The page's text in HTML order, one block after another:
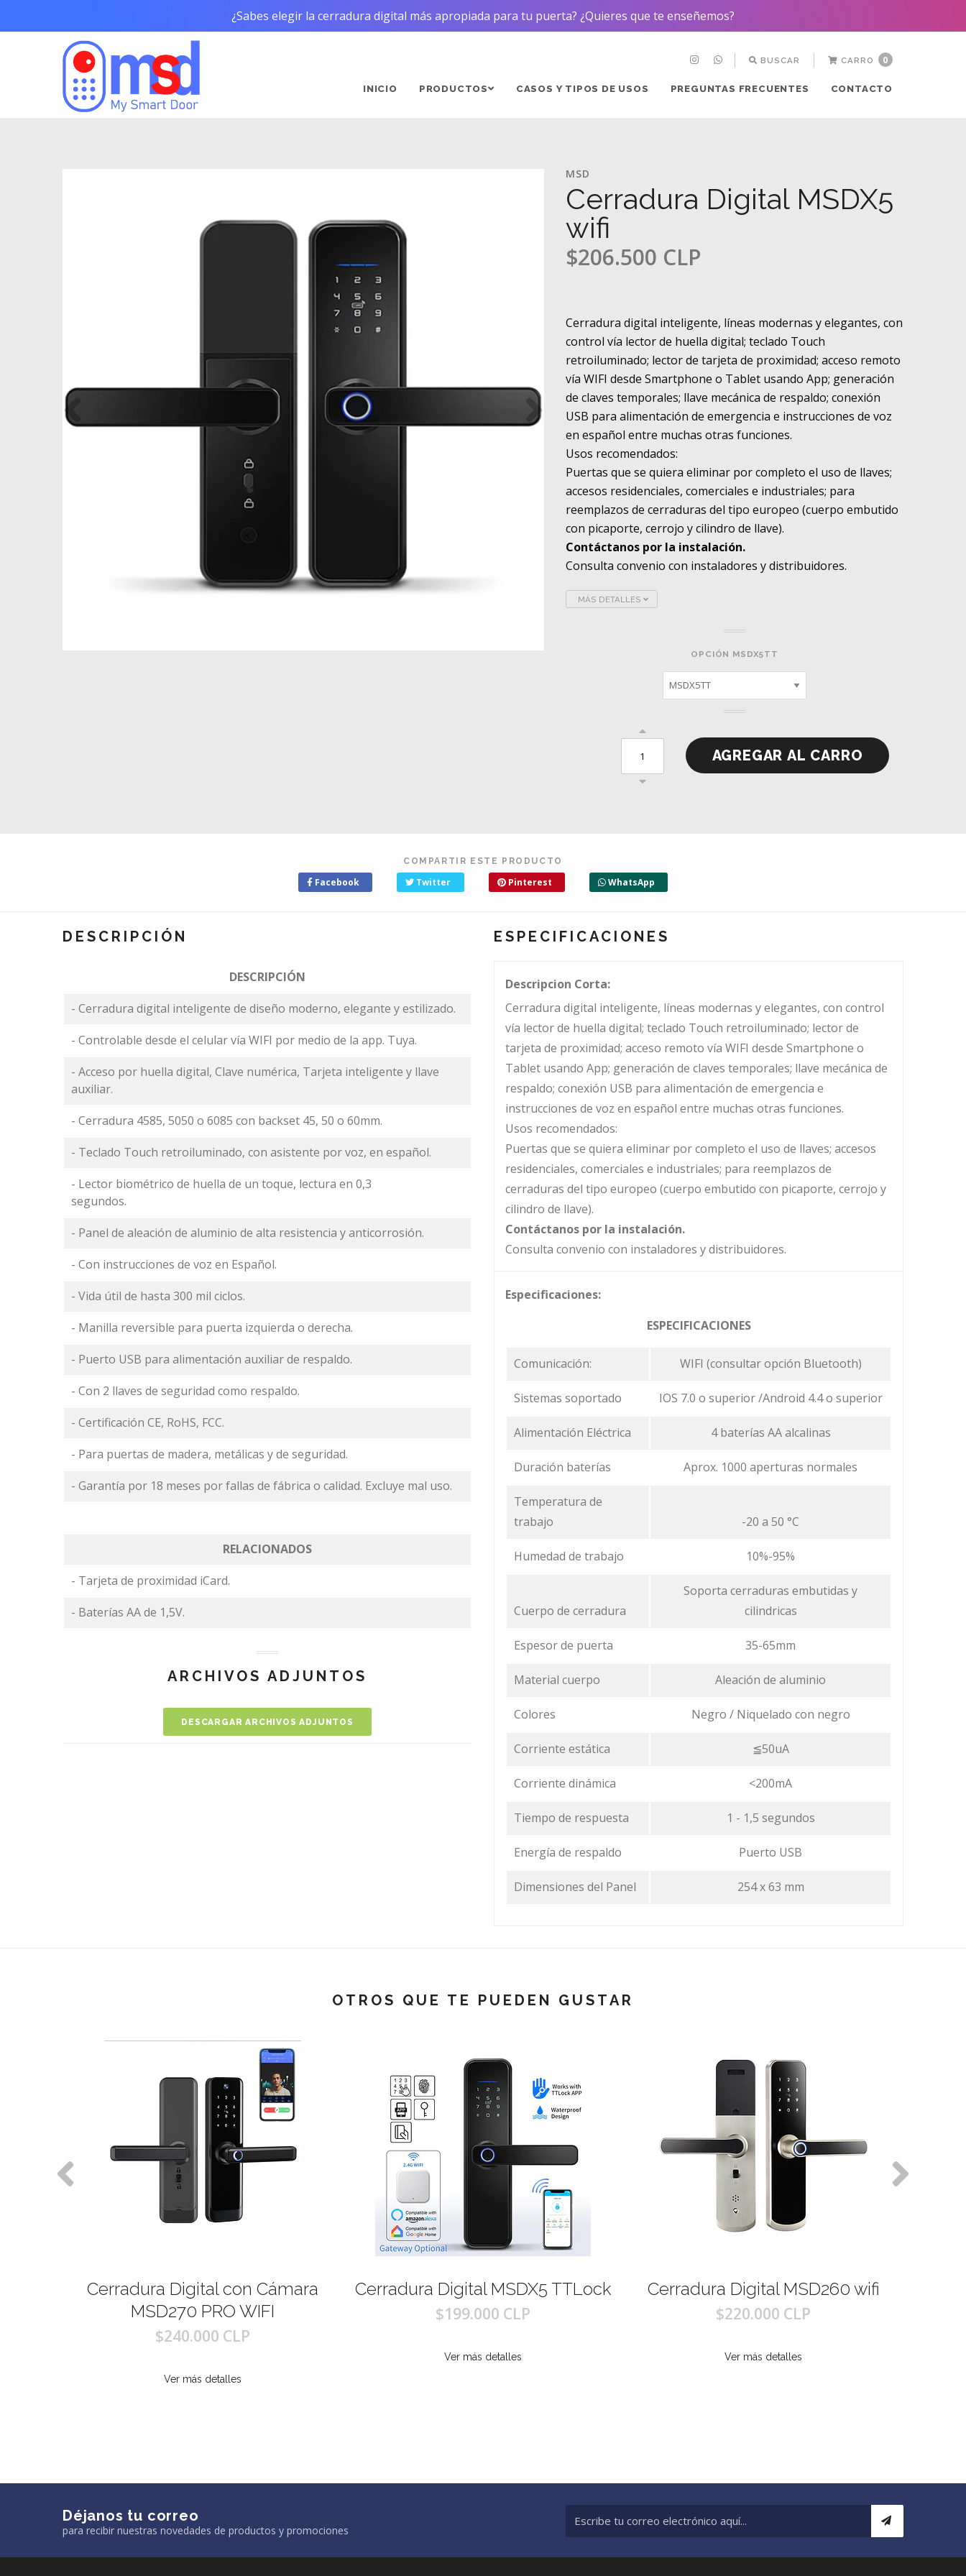
¿Sabes elegir la cerradura digital más apropiada para tu puerta? ¿Quieres que te enseñemos?
BUSCAR CARRO 0
INICIO PRODUCTOS CASOS Y TIPOS DE USOS PREGUNTAS FRECUENTES CONTACTO
MSD
Cerradura Digital MSDX5
wifi
$206.500 CLP
Cerradura digital inteligente, líneas modernas y elegantes, con
control vía lector de huella digital; teclado Touch
retroiluminado; lector de tarjeta de proximidad; acceso remoto
vía WIFI desde Smartphone o Tablet usando App; generación
de claves temporales; llave mecánica de respaldo; conexión
USB para alimentación de emergencia e instrucciones de voz
en español entre muchas otras funciones.
Usos recomendados:
Puertas que se quiera eliminar por completo el uso de llaves;
accesos residenciales, comerciales e industriales; para
reemplazos de cerraduras del tipo europeo (cuerpo embutido
con picaporte, cerrojo y cilindro de llave).
Contáctanos por la instalación.
Consulta convenio con instaladores y distribuidores.
MÁS DETALLES
OPCIÓN MSDX5TT
COMPARTIR ESTE PRODUCTO
Facebook Twitter Pinterest WhatsApp
DESCRIPCIÓN
DESCRIPCIÓN
- Cerradura digital inteligente de diseño moderno, elegante y estilizado.
- Controlable desde el celular vía WIFI por medio de la app. Tuya.
- Acceso por huella digital, Clave numérica, Tarjeta inteligente y llave
auxiliar.
- Cerradura 4585, 5050 o 6085 con backset 45, 50 o 60mm.
- Teclado Touch retroiluminado, con asistente por voz, en español.
- Lector biométrico de huella de un toque, lectura en 0,3
segundos.
- Panel de aleación de aluminio de alta resistencia y anticorrosión.
- Con instrucciones de voz en Español.
- Vida útil de hasta 300 mil ciclos.
- Manilla reversible para puerta izquierda o derecha.
- Puerto USB para alimentación auxiliar de respaldo.
- Con 2 llaves de seguridad como respaldo.
- Certificación CE, RoHS, FCC.
- Para puertas de madera, metálicas y de seguridad.
- Garantía por 18 meses por fallas de fábrica o calidad. Excluye mal uso.
RELACIONADOS
- Tarjeta de proximidad iCard.
- Baterías AA de 1,5V.
ARCHIVOS ADJUNTOS
DESCARGAR ARCHIVOS ADJUNTOS
ESPECIFICACIONES
Descripcion Corta:
Cerradura digital inteligente, líneas modernas y elegantes, con control
vía lector de huella digital; teclado Touch retroiluminado; lector de
tarjeta de proximidad; acceso remoto vía WIFI desde Smartphone o
Tablet usando App; generación de claves temporales; llave mecánica de
respaldo; conexión USB para alimentación de emergencia e
instrucciones de voz en español entre muchas otras funciones.
Usos recomendados:
Puertas que se quiera eliminar por completo el uso de llaves; accesos
residenciales, comerciales e industriales; para reemplazos de
cerraduras del tipo europeo (cuerpo embutido con picaporte, cerrojo y
cilindro de llave).
Contáctanos por la instalación.
Consulta convenio con instaladores y distribuidores.
Especificaciones:
ESPECIFICACIONES
Comunicación: WIFI (consultar opción Bluetooth)
Sistemas soportado IOS 7.0 o superior /Android 4.4 o superior
Alimentación Eléctrica 4 baterías AA alcalinas
Duración baterías Aprox. 1000 aperturas normales
Temperatura de
trabajo
-20 a 50 °C
Humedad de trabajo 10%-95%
Cuerpo de cerradura
Soporta cerraduras embutidas y
cilindricas
Espesor de puerta 35-65mm
Material cuerpo Aleación de aluminio
Colores Negro / Niquelado con negro
Corriente estática ≦50uA
Corriente dinámica <200mA
Tiempo de respuesta 1 - 1,5 segundos
Energía de respaldo Puerto USB
Dimensiones del Panel 254 x 63 mm
OTROS QUE TE PUEDEN GUSTAR
Digital con Cámara
MSD270 PRO WIFI
Cerradura Digital MSDX5 TTLock
Cerradura Digital MSD260 wifi
Cerradura Digital
Déjanos tu correo
para recibir nuestras novedades de productos y promociones